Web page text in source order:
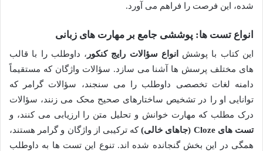
شده، این فرصت را فراهم می آورد.
انواع تست ها: پوششی جامع بر مهارت های زبانی
این کتاب با پوشش انواع سؤالات رایج کنکور ، داوطلب را با قالب
های مختلف پرسش ها آشنا می سازد. سؤالات واژگان که مستقیماً
دامنه لغات تخصصی داوطلب را می سنجند، سؤالات گرامر که
توانایی او را در تشخیص ساختارهای صحیح محک می زنند، سؤالات
درک مطلب که مهارت خوانش و تحلیل متن را ارزیابی می کنند، و
تست های Cloze (جاهای خالی)
که ترکیبی از واژگان و گرامر هستند،
همگی در این بخش گنجانده شده اند. تنوع این تست ها به داوطلب